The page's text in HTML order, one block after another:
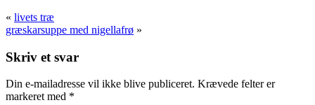
« livets træ
græskarsuppe med nigellafrø »
Skriv et svar
Din e-mailadresse vil ikke blive publiceret. Krævede felter er
markeret med *